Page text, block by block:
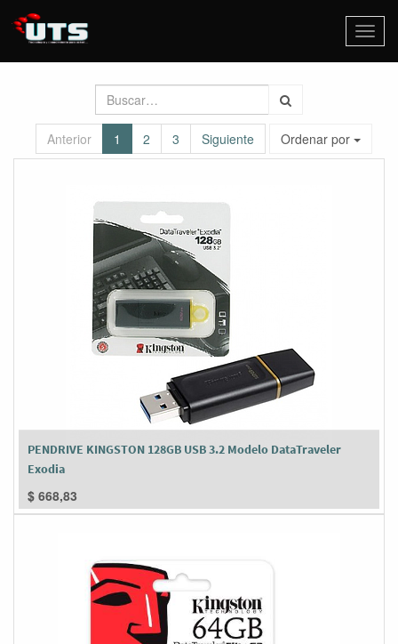
Anterior 1 2 3 Siguiente Ordenar por
PENDRIVE KINGSTON 128GB USB 3.2 Modelo DataTraveler
Exodia
$ 668,83